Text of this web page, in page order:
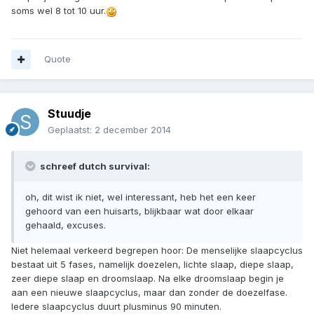
soms wel 8 tot 10 uur.
Quote
Stuudje
Geplaatst: 2 december 2014
schreef dutch survival:
oh, dit wist ik niet, wel interessant, heb het een keer
gehoord van een huisarts, blijkbaar wat door elkaar
gehaald, excuses.
Niet helemaal verkeerd begrepen hoor: De menselijke slaapcyclus
bestaat uit 5 fases, namelijk doezelen, lichte slaap, diepe slaap,
zeer diepe slaap en droomslaap. Na elke droomslaap begin je
aan een nieuwe slaapcyclus, maar dan zonder de doezelfase.
Iedere slaapcyclus duurt plusminus 90 minuten.